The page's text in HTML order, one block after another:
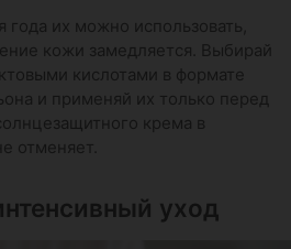
года их можно использовать,
кожи замедляется. Выбирай
кислотами в формате
и применяй их только перед
крема в
отменяет.
уход